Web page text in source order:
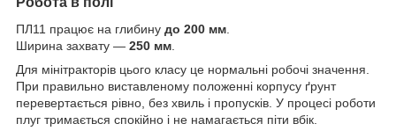
ПЛ11 працює на глибину до 200 мм
Ширина захвату — 250 мм
Для мінітракторів цього класу це нормальні робочі значення.
При правильно виставленому положенні корпусу ґрунт
перевертається рівно, без хвиль і пропусків. У процесі роботи
плуг тримається спокійно і не намагається піти вбік.